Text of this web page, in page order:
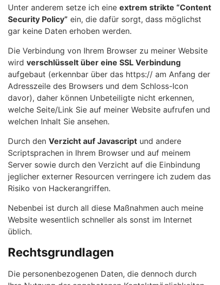
Unter anderem setze ich eine extrem strikte “Content
Security Policy” ein, die dafür sorgt, dass möglichst
gar keine Daten erhoben werden.
Die Verbindung von Ihrem Browser zu meiner Website
wird verschlüsselt über eine SSL Verbindung
aufgebaut (erkennbar über das https:// am Anfang der
Adresszeile des Browsers und dem Schloss-Icon
davor), daher können Unbeteiligte nicht erkennen,
welche Seite/Link Sie auf meiner Website aufrufen und
welchen Inhalt Sie ansehen.
Durch den Verzicht auf Javascript und andere
Scriptsprachen in Ihrem Browser und auf meinem
Server sowie durch den Verzicht auf die Einbindung
jeglicher externer Resourcen verringere ich zudem das
Risiko von Hackerangriffen.
Nebenbei ist durch all diese Maßnahmen auch meine
Website wesentlich schneller als sonst im Internet
üblich.
Rechtsgrundlagen
Die personenbezogenen Daten, die dennoch durch